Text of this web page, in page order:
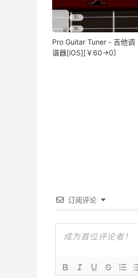
Pro Guitar Tuner - 吉他调
谐器[iOS][￥60→0]
订阅评论